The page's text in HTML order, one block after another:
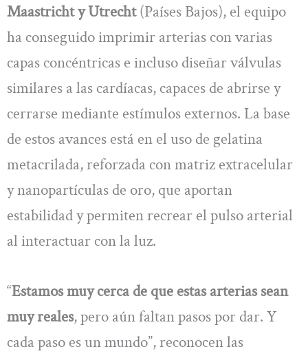
Maastricht y Utrecht(Países Bajos), el equipo
ha conseguido imprimir arterias con varias
capas concéntricas e incluso diseñar válvulas
similares a las cardíacas, capaces de abrirse y
cerrarse mediante estímulos externos. La base
de estos avances está en el uso de gelatina
metacrilada, reforzada con matriz extracelular
y nanopartículas de oro, que aportan
estabilidad y permiten recrear el pulso arterial
al interactuar con la luz.
“Estamos muy cerca de que estas arterias sean
muy reales, pero aún faltan pasos por dar. Y
cada paso es un mundo”, reconocen las